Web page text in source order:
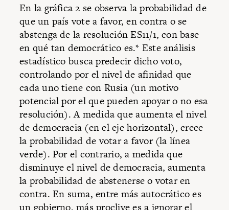
En la gráfica 2 se observa la probabilidad de
que un país vote a favor, en contra o se
abstenga de la resolución ES11/1, con base
en qué tan democrático es.* Este análisis
estadístico busca predecir dicho voto,
controlando por el nivel de afinidad que
cada uno tiene con Rusia (un motivo
potencial por el que pueden apoyar o no esa
resolución). A medida que aumenta el nivel
de democracia (en el eje horizontal), crece
la probabilidad de votar a favor (la línea
verde). Por el contrario, a medida que
disminuye el nivel de democracia, aumenta
la probabilidad de abstenerse o votar en
contra. En suma, entre más autocrático es
un gobierno, más proclive es a ignorar el